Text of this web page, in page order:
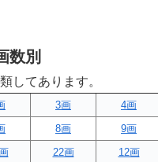
数別
してあります。
3画 4画
8画 9画
22画 12画